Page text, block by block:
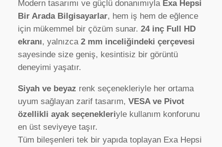
Modern tasarımı ve güçlü donanımıyla Exa Hepsi
Bir Arada Bilgisayarlar, hem iş hem de eğlence
için mükemmel bir çözüm sunar. 24 inç Full HD
ekranı, yalnızca 2 mm inceliğindeki çerçevesi
sayesinde size geniş, kesintisiz bir görüntü
deneyimi yaşatır.
Siyah ve beyaz renk seçenekleriyle her ortama
uyum sağlayan zarif tasarım, VESA ve Pivot
özellikli ayak seçenekleriyle kullanım konforunu
en üst seviyeye taşır.
Tüm bileşenleri tek bir yapıda toplayan Exa Hepsi